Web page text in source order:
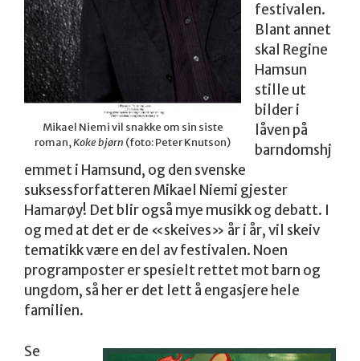
Mikael Niemi vil snakke om sin siste
roman,Koke bjørn (foto: Peter Knutson)
festivalen.
Blant annet
skal Regine
Hamsun
stille ut
bilder i
låven på
barndomshj
emmet i Hamsund, og den svenske
suksessforfatteren Mikael Niemi gjester
Hamarøy! Det blir også mye musikk og debatt. I
og med at det er de «skeives» år i år, vil skeiv
tematikk være en del av festivalen. Noen
programposter er spesielt rettet mot barn og
ungdom, så her er det lett å engasjere hele
familien.
Se